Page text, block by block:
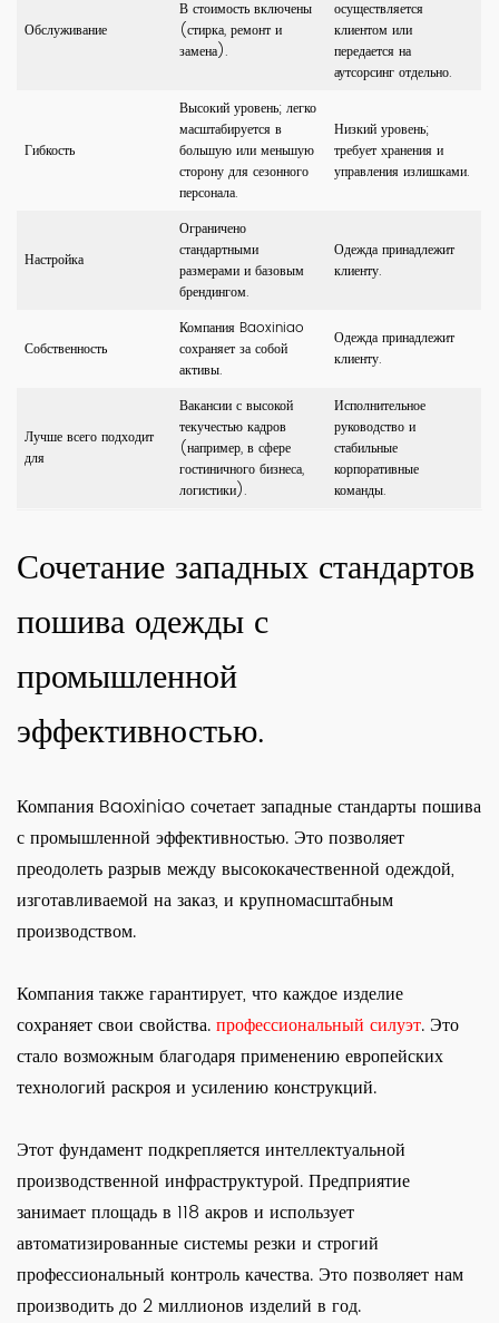
Обслуживание
В стоимость включены
(стирка, ремонт и
замена).
осуществляется
клиентом или
передается на
аутсорсинг отдельно.
Гибкость
Высокий уровень; легко
масштабируется в
большую или меньшую
сторону для сезонного
персонала.
Низкий уровень;
требует хранения и
управления излишками.
Настройка
Ограничено
стандартными
размерами и базовым
брендингом.
Одежда принадлежит
клиенту.
Собственность
Компания Baoxiniao
сохраняет за собой
активы.
Одежда принадлежит
клиенту.
Лучше всего подходит
для
Вакансии с высокой
текучестью кадров
(например, в сфере
гостиничного бизнеса,
логистики).
Исполнительное
руководство и
стабильные
корпоративные
команды.
Сочетание западных стандартов
пошива одежды с
промышленной
эффективностью.
Компания Baoxiniao сочетает западные стандарты пошива
с промышленной эффективностью. Это позволяет
преодолеть разрыв между высококачественной одеждой,
изготавливаемой на заказ, и крупномасштабным
производством.
Компания также гарантирует, что каждое изделие
сохраняет свои свойства.профессиональный силуэт. Это
стало возможным благодаря применению европейских
технологий раскроя и усилению конструкций.
Этот фундамент подкрепляется интеллектуальной
производственной инфраструктурой. Предприятие
занимает площадь в 118 акров и использует
автоматизированные системы резки и строгий
профессиональный контроль качества. Это позволяет нам
производить до 2 миллионов изделий в год.